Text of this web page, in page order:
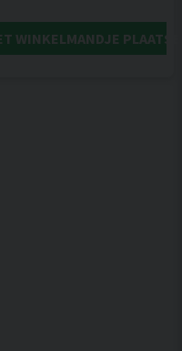
WINKELMANDJE